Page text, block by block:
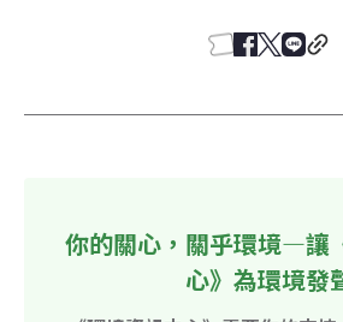
你的關心，關乎環境—讓
心》為環境發